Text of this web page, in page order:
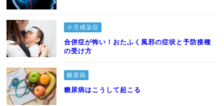
小児感染症
合併症が怖い！おたふく風邪の症状と予防接種
の受け方
糖尿病
糖尿病はこうして起こる